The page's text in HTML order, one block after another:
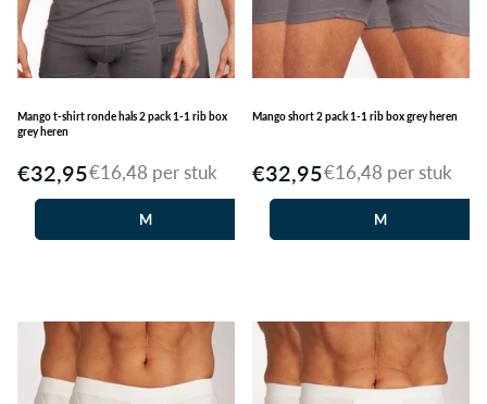
Mango t-shirt ronde hals 2 pack 1-1 rib box
grey heren
€32,95€16,48 per stuk
M L
Mango short 2 pack 1-1 rib box grey heren
€32,95€16,48 per stuk
M